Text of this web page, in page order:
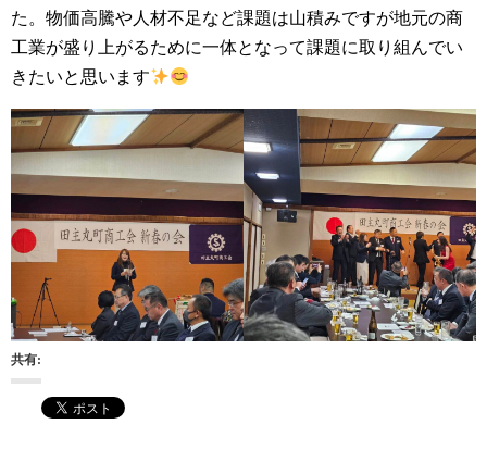
た。物価高騰や人材不足など課題は山積みですが地元の商
工業が盛り上がるために一体となって課題に取り組んでい
きたいと思います
共有: